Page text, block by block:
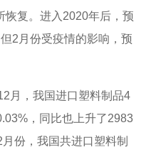
恢复。进入2020年后，预
2月份受疫情的影响，预
，我国进口塑料制品4
，同比也上升了2983
份，我国共进口塑料制